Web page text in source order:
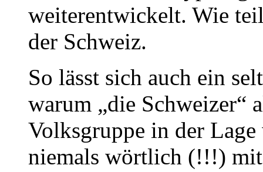
weiterentwickelt. Wie
der Schweiz.
So lässt sich auch ein
warum „die Schweizer“
Volksgruppe in der
niemals wörtlich (!!!)